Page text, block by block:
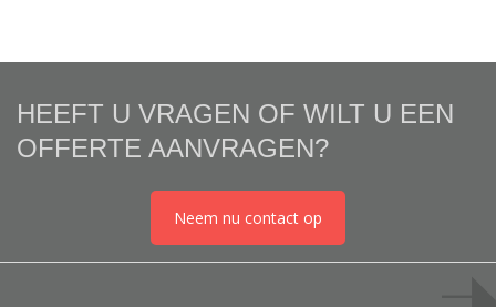
HEEFT U VRAGEN OF WILT U EEN
OFFERTE AANVRAGEN?
Neem nu contact op